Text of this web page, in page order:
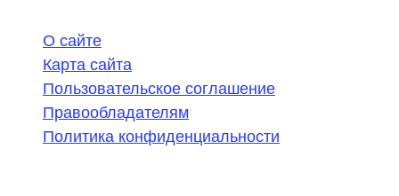
О сайте
Карта сайта
Пользовательское соглашение
Правообладателям
Политика конфиденциальности